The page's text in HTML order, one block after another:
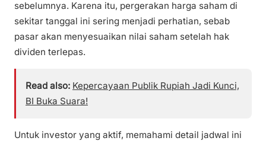
sebelumnya. Karena itu, pergerakan harga saham di
sekitar tanggal ini sering menjadi perhatian, sebab
pasar akan menyesuaikan nilai saham setelah hak
dividen terlepas.
Read also: Kepercayaan Publik Rupiah Jadi Kunci,
BI Buka Suara!
Untuk investor yang aktif, memahami detail jadwal ini